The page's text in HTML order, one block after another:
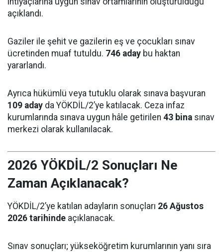
açıklandı.
Gaziler ile şehit ve gazilerin eş ve çocukları sınav
ücretinden muaf tutuldu. 746 aday bu haktan
yararlandı.
Ayrıca hükümlü veya tutuklu olarak sınava başvuran
109 aday da YÖKDİL/2’ye katılacak. Ceza infaz
kurumlarında sınava uygun hâle getirilen 43 bina sınav
merkezi olarak kullanılacak.
2026 YÖKDİL/2 Sonuçları Ne
Zaman Açıklanacak?
YÖKDİL/2’ye katılan adayların sonuçları 26 Ağustos
2026 tarihinde açıklanacak.
Sınav sonuçları; yükseköğretim kurumlarının yanı sıra